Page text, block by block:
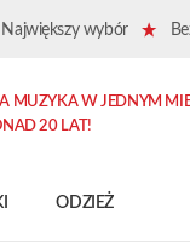
Największy wybór
ODZIEŻ
MUZYKA W JEDNYM
20 LAT!